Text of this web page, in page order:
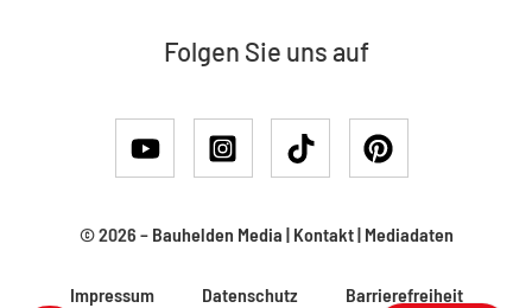
Folgen Sie uns auf
© 2026 – Bauhelden Media | Kontakt| Mediadaten
Impressum Datenschutz Barrierefreiheit